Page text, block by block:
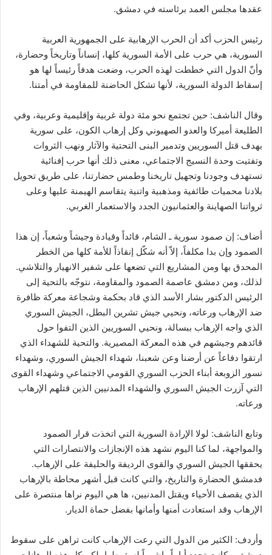
عقدها مجلس العمد برئاسته في دمشق.
رئيس الحزب أكد أن الحرب الإرهابية على الجمهورية العربية
السورية، هي حرب على الأمة السورية كلها، إنساناً وتاريخاً وحضارة،
وأنّ الدول التي خططت لهذه الحرب، وضعت هدفاً رئيساً لها هو
إسقاط الدولة السورية، لأنها تشكل الحاضنة للمقاومة في أمتنا.
وقال الناشف: حين تجتمع نحو مئة دولة غربية وإقليمية وعربية، وفي
الطليعة أميركا والعدو الصهيوني وكل إرهاب الكون، على سورية
بهدف قتل السوريين وتدمير البنى التحتية والآثار ونهب الثروات
وتفتيت وحدة النسيج الاجتماعي، معنى ذلك أنها حرب إفنائية
تستهدف وجودنا وتجهيل تاريخنا وطمس حضارتنا، على طريق تحويل
بلادنا محميات طائفية ومذهبية واتنية يتقاسم الهيمنة عليها وعلى
ثرواتنا الصهاينة والعثمانيون الجدد والاستعمار الغربي.
أضاف: إن صمود سورية ـ الشام، قائداً وقيادة وجيشاً وشعباً، إن هذا
الصمود وإن بدا مكلفاً، إلاّ أنه شكّل إنقاذاً للأمة كلها من الخطر
المحدق بها ومن المشاريع التي تضعها على شفير الانهيار والتلاشي.
لذلك، ومن دمشق عاصمة الصمود والمقاومة، نتوجّه بالتحية إلى
الرئيس الدكتور بشار الأسد الذي قاد بحكمة وشجاعة معركة ظافرة
ضد الإرهاب ورعاته، ونحيي جيش تشرين البطل، الجيش السوري
الذي واجه الإرهاب ببسالة، ونحيي السوريين الذين التفوا حول
قائدهم وجيشهم في هذه المعركة المصيرية. والتحية للشهداء الذي
ارتقوا دفاعاً عن أرضنا وعن شعبنا، شهداء الجيش السوري، وشهداء
نسور الزوبعة أبناء الحزب السوري القومي الاجتماعي وشهداء القوى
التي آزرت الجيش السوري والشهداء المدنيين الذين قتلهم الإرهاب
ورعاته.
وتابع الناشف: لولا الإرادة السورية التي اتخذت قرار الصمود
والمواجهة، لما كنا اليوم نشهد هذه الإنجازات والانتصارات التي
يحققها الجيش السوري والقوى الرديفة والحليفة على الإرهاب.
فدمشق الحضارة والتاريخ، والتي كانت قبل أشهر محاطة بالإرهاب
الذي يقصف الأحياء ويقتل المدنيين، ها هي اليوم نراها منتصرة على
الإرهاب وقد استعادت أمنها وأمانها بفضل حماة الديار.
وأردف: الكثير من الدول التي رعت الإرهاب كانت تراهن على سقوط